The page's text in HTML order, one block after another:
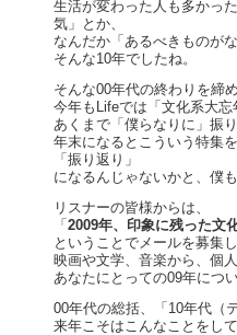
生活が変わった人も多かっ
気」とか、
なんだか「あるべきものが
そんな10年でしたね。
そんな00年代の終わりを締
今年もLifeでは「文化系大
あくまで「僕らなりに」振
年末になるとこういう特集
「振り返り」
になるんじゃないかと、僕
リスナーの皆様からは、
「 2009年、印象に残った文
ということでメールを募集
映画や文学、音楽から、個
あなたにとっての09年につ
00年代の総括、「10年代（
来年こそはこんなことをし